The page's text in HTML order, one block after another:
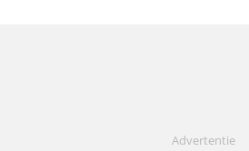
Advertentie